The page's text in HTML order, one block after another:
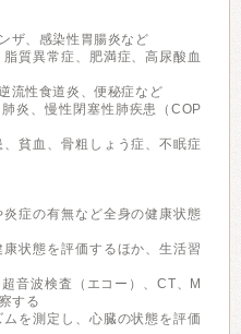
ザ、感染性胃腸炎など
質異常症、肥満症、高尿酸血
流性食道炎、便秘症など
炎、慢性閉塞性肺疾患（COP
貧血、骨粗しょう症、不眠症
症の有無など全身の健康状態
状態を評価するほか、生活習
音波検査（エコー）、CT、M
する
を測定し、心臓の状態を評価